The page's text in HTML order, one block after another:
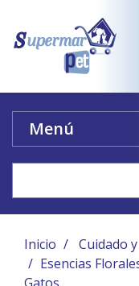
Menú
Inicio
Cuidado
Esencias